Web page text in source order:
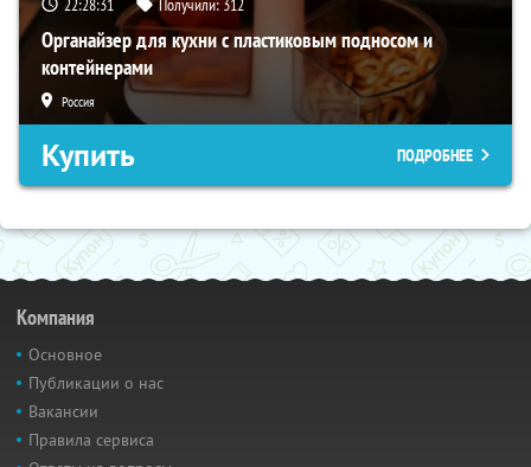
22:28:29 Получили: 312
Органайзер для кухни с пластиковым подносом и
контейнерами
Россия
Купить ПОДРОБНЕЕ
Компания
Основное
Публикации о нас
Вакансии
Правила сервиса